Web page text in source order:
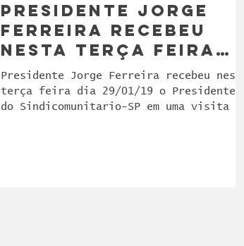
Presidente Jorge
Ferreira recebeu
nesta terça feira
dia 29/01/19 o
Presidente do
Sindicomunitario-SP
Presidente Jorge Ferreira recebeu nesta
terça feira dia 29/01/19 o Presidente
do Sindicomunitario-SP em uma visita na